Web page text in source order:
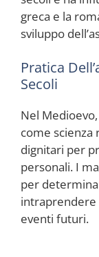
greca e la
sviluppo
Pratica
Secoli
Nel
come scienza
dignitari per
personali. I
per
intraprendere
eventi futuri.